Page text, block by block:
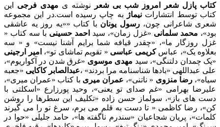
کتاب پازل شعر امروز شب بی شعر نوشته ی مهدی فرجی این
کتاب توسط انتشارات نیماژ به چاپ رسیده است.در این مجموعه
شعری شاعرانی چون، رسول یونان با کتاب ««یه روز یه عاشقی
بود»، محمد سلمانی «غزل زمان»، سید احمد حسینی با سه کتاب «
غزل روزگار ما»، «چقدر قیافه شما برایم آشنا نیست» و « سه
بعلاوه یک»، عباسکریمی عباسی « تقویم تماشای تو»، امیر ارجینی
«یک چمدان دلتنگی»، سید مهدی موسوی «غرق شدن در آکواریوم»،
علی عبداللهی «بادها شناسنامه مرا بردند» ،عبدالصابر کاکایی «جعبه
سیاه»،رضا منزوی « ناتنی»، عمران میری با کتاب «عمران میری»،
علیرضا بهرامی «غم صدای تو یعنی»، وحید پورزارع «اسکلتی با
دست های باز»، سولماز حسن زاده «تکلیف این سطرها را روشن
کن»، رضا کاظمی « تا دست به قلم می برم، سرغ تو را می گیرند
کلمات»، پریان شجاعیان «سندرم ناگفته ها»، حامد جلیلی «حوا در